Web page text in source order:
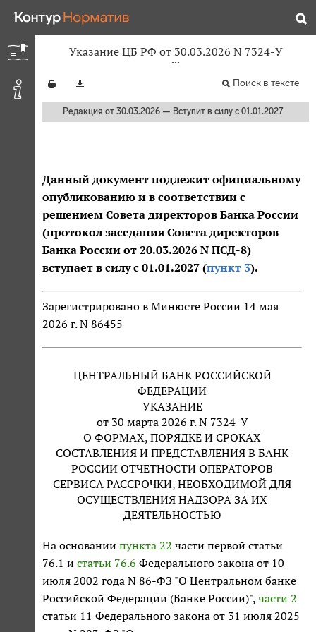
Указание ЦБ РФ от 30.03.2026 N 7324-У
Поиск в тексте
Редакция от 30.03.2026 — Вступит в силу с 01.01.2027
Данный документ подлежит официальному
опубликованию и в соответствии с
решением Совета директоров Банка России
(протокол заседания Совета директоров
Банка России от 20.03.2026 N ПСД-8)
вступает в силу с 01.01.2027 (пункт 3).
Зарегистрировано в Минюсте России 14 мая
2026 г. N 86455
ЦЕНТРАЛЬНЫЙ БАНК РОССИЙСКОЙ
ФЕДЕРАЦИИ
УКАЗАНИЕ
от 30 марта 2026 г. N 7324-У
О ФОРМАХ, ПОРЯДКЕ И СРОКАХ
СОСТАВЛЕНИЯ И ПРЕДСТАВЛЕНИЯ В БАНК
РОССИИ ОТЧЕТНОСТИ ОПЕРАТОРОВ
СЕРВИСА РАССРОЧКИ, НЕОБХОДИМОЙ ДЛЯ
ОСУЩЕСТВЛЕНИЯ НАДЗОРА ЗА ИХ
ДЕЯТЕЛЬНОСТЬЮ
На основании пункта 22 части первой статьи
76.1 и статьи 76.6 Федерального закона от 10
июля 2002 года N 86-ФЗ "О Центральном банке
Российской Федерации (Банке России)", части 2
статьи 11 Федерального закона от 31 июля 2025